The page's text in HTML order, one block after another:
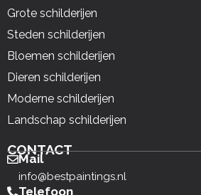
Grote schilderijen
Steden schilderijen
Bloemen schilderijen
Dieren schilderijen
Moderne schilderijen
Landschap schilderijen
CONTACT
Mail
info@bestpaintings.nl
Telefoon